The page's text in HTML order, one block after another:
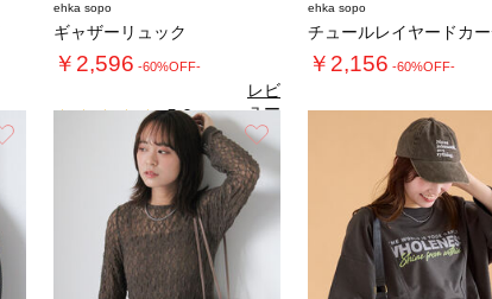
ehka sopo
ギャザーリュック
￥2,596 -60%OFF-
5.0（2）
レビ
ュー
を見
る
ehka sopo
￥2,156 -60%OFF-